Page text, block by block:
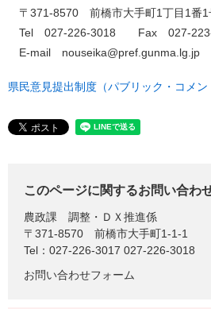
〒371-8570 前橋市大手町1丁目1番1
Tel 027-226-3018 Fax 027-223-
E-mail nouseika@pref.gunma.lg.jp
県民意見提出制度（パブリック・コメン
このページに関するお問い合わ
農政課
調整・ＤＸ推進係
〒371-8570
前橋市大手町1-1-1
Tel：027-226-3017 027-226-3018
お問い合わせフォーム